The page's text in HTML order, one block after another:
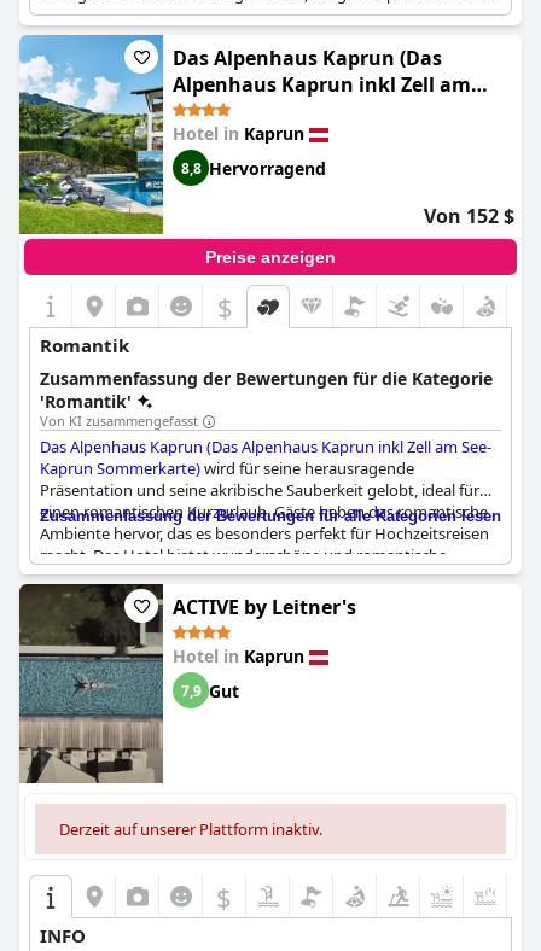
und ein Dachterrassen-Spa, das Suite-Gästen vorbehalten ist.
Das Hotel bietet ein Spa- und Wellnesscenter mit einer Sauna.
Das Alpenhaus Kaprun (Das
Alpenhaus Kaprun inkl Zell am
See-Kaprun Sommerkarte)
Hotel in Kaprun
8,8 Hervorragend
Von 152 $
Preise anzeigen
$
Romantik
Zusammenfassung der Bewertungen für die Kategorie
'Romantik'
Von KI zusammengefasst
Das Alpenhaus Kaprun (Das Alpenhaus Kaprun inkl Zell am See-
Kaprun Sommerkarte)wird für seine herausragende
Präsentation und seine akribische Sauberkeit gelobt, ideal für
einen romantischen Kurzurlaub. Gäste heben das romantische
Ambiente hervor, das es besonders perfekt für Hochzeitsreisen
macht. Das Hotel bietet wunderschöne und romantische
Umgebungen mit bezaubernden Aussichten, die das
Gesamterlebnis bereichern. Die romantische Umgebung
erstreckt sich auch auf die Speisemöglichkeiten, wo Gäste intime
Abendessen genießen können. Das Ambiente wird durch ein
großartiges Frühstück, saubere Zimmer und einen schönen Spa-
Bereich mit Sauna und ruhigen Entspannungsbereichen
ergänzt. Freundliches Personal trägt zusätzlich zum Aufenthalt
bei und schafft ein traumhaftes Erlebnis für Hochzeitsreisende
und Paare, die einen romantischen Rückzugsort suchen.
Zusammenfassung der Bewertungen für alle Kategorien lesen
ACTIVE by Leitner's
Hotel in Kaprun
7,9 Gut
Derzeit auf unserer Plattform inaktiv.
$
INFO